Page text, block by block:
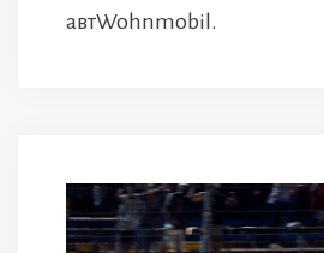
автWohnmobil.